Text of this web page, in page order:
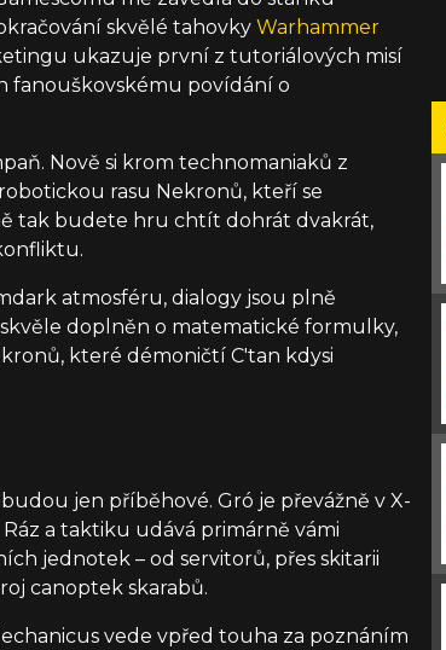
skvělé tahovky Warhammer
ukazuje první z tutoriálových misí
fanouškovskému povídání o
Nově si krom technomaniaků z
rasu Nekronů, kteří se
tak budete hru chtít dohrát dvakrát,
atmosféru, dialogy jsou plně
doplněn o matematické formulky,
které démoničtí C'tan kdysi
jen příběhové. Gró je převážně v X-
a taktiku udává primárně vámi
jednotek – od servitorů, přes skitarii
canoptek skarabů.
vede vpřed touha za poznáním